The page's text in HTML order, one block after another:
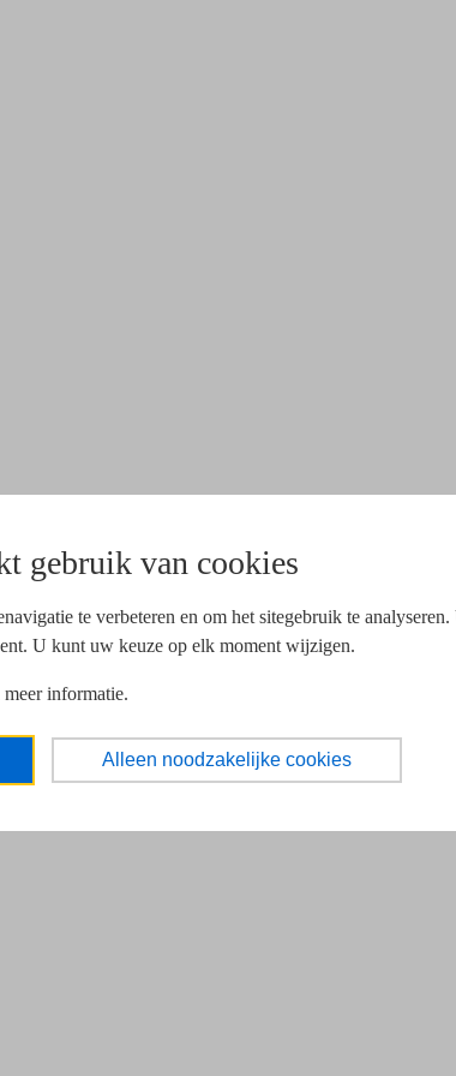
gebruik van cookies
te verbeteren en om het sitegebruik te
U kunt uw keuze op elk moment wijzigen.
informatie.
Alleen noodzakelijke cookies